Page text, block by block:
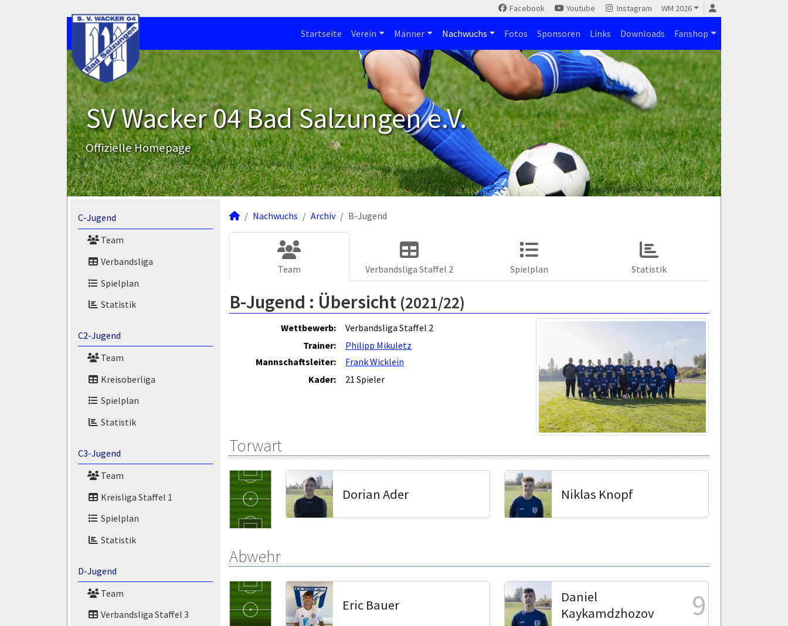
Facebook Youtube Instagram WM 2026
Startseite Verein Männer Nachwuchs Fotos Sponsoren Links Downloads Fanshop
SV Wacker 04 Bad Salzungen e.V.
Offizielle Homepage
C-Jugend
Team
Verbandsliga
Spielplan
Statistik
C2-Jugend
Team
Kreisoberliga
Spielplan
Statistik
C3-Jugend
Team
Kreisliga Staffel 1
Spielplan
Statistik
D-Jugend
Team
Verbandsliga Staffel 3
Nachwuchs Archiv B-Jugend
Team Verbandsliga Staffel 2 Spielplan Statistik
B-Jugend : Übersicht (2021/22)
Wettbewerb:
Verbandsliga Staffel 2
Trainer:
Philipp Mikuletz
Mannschaftsleiter:
Frank Wicklein
Kader:
21 Spieler
Torwart
Dorian Ader Niklas Knopf
Abwehr
Eric Bauer
Daniel
Kaykamdzhozov
9